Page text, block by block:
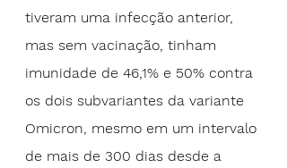
tiveram uma infecção anterior,
mas sem vacinação, tinham
imunidade de 46,1% e 50% contra
os dois subvariantes da variante
Omicron, mesmo em um intervalo
de mais de 300 dias desde a